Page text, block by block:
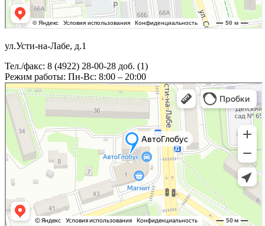
ул.Усти-на-Лабе, д.1
Тел./факс: 8 (4922) 28-00-28 доб. (1)
Режим работы: Пн-Вс: 8:00 – 20:00